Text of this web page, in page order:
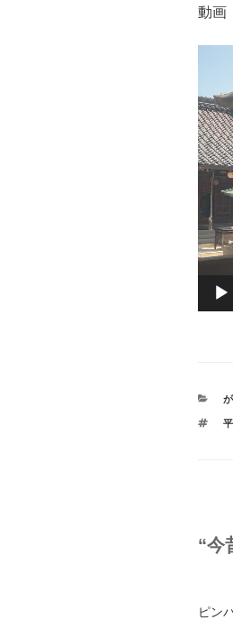
動画
プ
レ
ー
ヤ
カ
ゴ
タ
“今
ピン